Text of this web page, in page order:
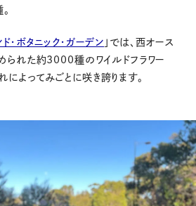
・ボタニック・ガーデン 」では、西オース
られた約3000種のワイルドフラワー
よってみごとに咲き誇ります。